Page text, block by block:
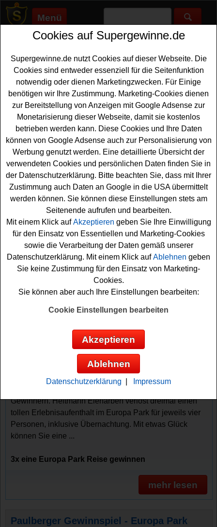
Menü
Supergewinne.de>Gewinnspiele>Europa-park-reise
Europa Park Reise gewinnen -
Europa Park Reise Gewinnspiel
Aktuelle Europa Park Reise Gewinnspiele 2026 bei
Supergewinne.de ✅ Jetzt kostenlos mitmachen und mit
etwas Glück eine Europa Park Reise gewinnen. ✅
Anzeige:
Gewinnsumme ▲ ▼ Gewinnanzahl
Heitmann Eierfarben Gewinnspiel -
Europa Park Reise gewinnen
Ein tolles Heitmann Eierfarben Gewinnspiel mit
Gewinnern. Heitmann Eierfarben verlost dreimal einen
tollen Erlebnisaufenthalt im Europa Park für jeweils vier
Personen, inklusive Übernachtung. Mit etwas Glück
können Sie eine ...
3x eine Europa Park Reise gewinnen
mehr lesen
Paulberger Gewinnspiel - Europa Park
Cookies auf Supergewinne.de
Supergewinne.de nutzt Cookies auf dieser Webseite. Die
Cookies sind entweder essenziell für die Seitenfunktion
notwendig oder dienen Marketingzwecken. Für Einige
benötigen wir Ihre Zustimmung. Marketing-Cookies dienen
zur Bereitstellung von Anzeigen mit Google Adsense zur
Monetarisierung dieser Webseite, damit sie kostenlos
betrieben werden kann. Diese Cookies und Ihre Daten
können von Google Adsense auch zur Personalisierung von
Werbung genutzt werden. Eine detaillierte Übersicht der
verwendeten Cookies und persönlichen Daten finden Sie in
der Datenschutzerklärung. Bitte beachten Sie, dass mit Ihrer
Zustimmung auch Daten an Google in die USA übermittelt
werden können. Sie können diese Einstellungen stets am
Seitenende aufrufen und bearbeiten.
Mit einem Klick aufAkzeptieren geben Sie Ihre Einwilligung
für den Einsatz von Essentiellen und Marketing-Cookies
sowie die Verarbeitung der Daten gemäß unserer
Datenschutzerklärung. Mit einem Klick aufAblehnen geben
Sie keine Zustimmung für den Einsatz von Marketing-
Cookies.
Sie können aber auch Ihre Einstellungen bearbeiten:
Cookie Einstellungen bearbeiten
Akzeptieren
Ablehnen
Datenschutzerklärung Impressum